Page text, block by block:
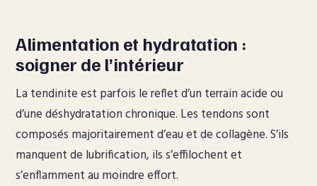
Alimentation et hydratation :
soigner de l’intérieur
La tendinite est parfois le reflet d’un terrain acide ou
d’une déshydratation chronique. Les tendons sont
composés majoritairement d’eau et de collagène. S’ils
manquent de lubrification, ils s’effilochent et
s’enflamment au moindre effort.